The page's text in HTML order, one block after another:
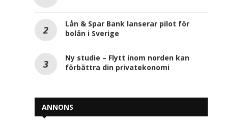
Lån & Spar Bank lanserar pilot för
bolån i Sverige
Ny studie – Flytt inom norden kan
förbättra din privatekonomi
ANNONS